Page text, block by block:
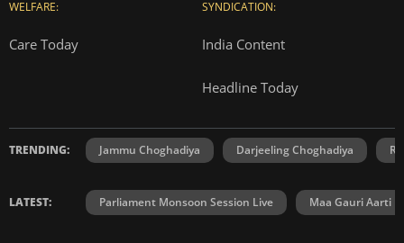
WELFARE:
Care Today
SYNDICATION:
India Content
Headline Today
TRENDING: Jammu Choghadiya Darjeeling Choghadiya
LATEST: Parliament Monsoon Session Live Maa Gauri Aarti